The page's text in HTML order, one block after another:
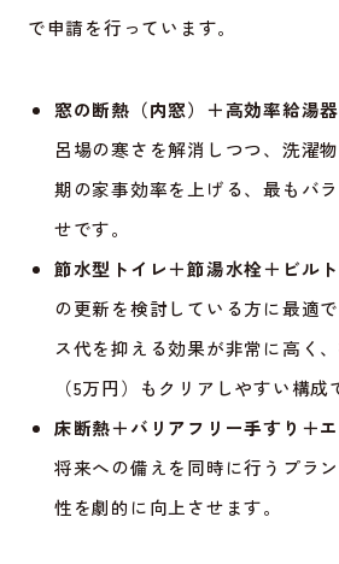
で申請を行っています。
窓の断熱（内窓）＋高効率給湯
呂場の寒さを解消しつつ、洗濯
期の家事効率を上げる、最もバ
せです。
節水型トイレ＋節湯水栓＋ビル
の更新を検討している方に最適
ス代を抑える効果が非常に高く
（5万円）もクリアしやすい構成
床断熱＋バリアフリー手すり＋
将来への備えを同時に行うプラ
性を劇的に向上させます。